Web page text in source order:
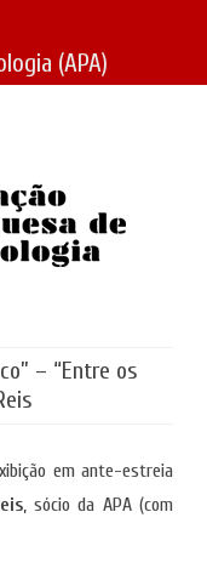
(APA)
– “Entre os
em ante-estreia
, sócio da APA (com